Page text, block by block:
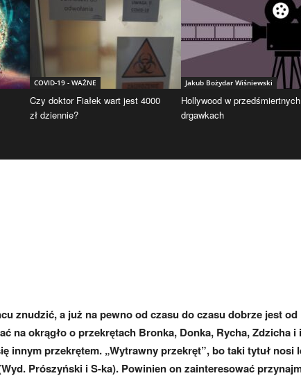
COVID-19 - WAŻNE
Czy doktor Fiałek wart jest 4000
zł dziennie?
Jakub Bożydar Wiśniewski
Hollywood w przedśmiertnych
drgawkach
znudzić, a już na pewno od czasu do czasu dobrze jest od
na okrągło o przekrętach Bronka, Donka, Rycha, Zdzicha i
innym przekrętem. „Wytrawny przekręt”, bo taki tytuł nosi
Prószyński i S-ka). Powinien on zainteresować